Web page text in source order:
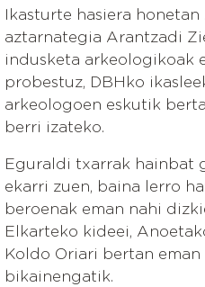
Ikasturte hasiera
aztarnategia Arantzadi
indusketa arkeologikoak
probestuz, DBHko
arkeologoen eskutik
berri izateko.
Eguraldi txarrak hainbat
ekarri zuen, baina lerro
beroenak eman nahi
Elkarteko kideei,
Koldo Oriari bertan
bikainengatik.